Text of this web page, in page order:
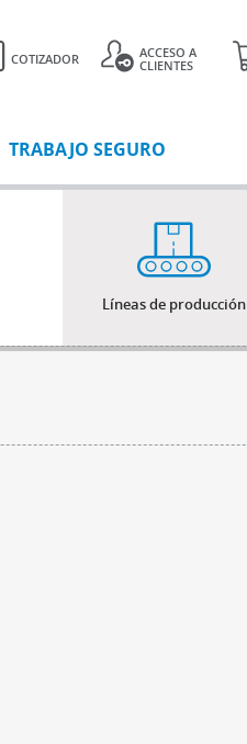
COTIZADOR
ACCESO A
CLIENTES
TRABAJO SEGURO
Líneas de producción